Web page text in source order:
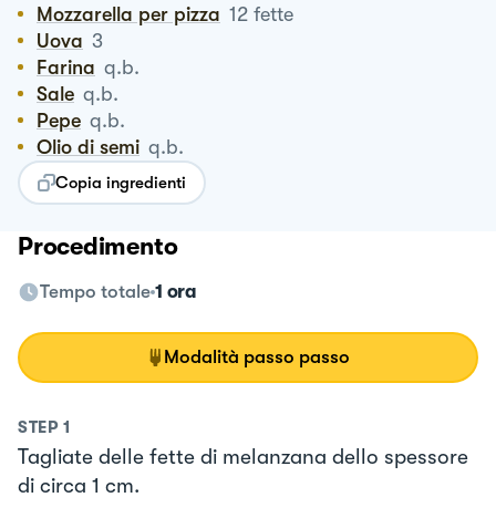
Mozzarella per pizza 12 fette
Uova 3
Farina q.b.
Sale q.b.
Pepe q.b.
Olio di semi q.b.
Copia ingredienti
Procedimento
Tempo totale 1 ora
Modalità passo passo
STEP 1
Tagliate delle fette di melanzana dello spessore
di circa 1 cm.